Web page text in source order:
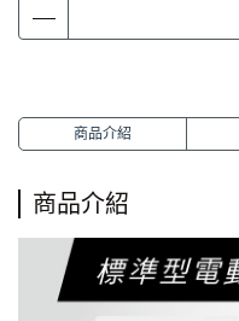
商品介紹
商品介紹